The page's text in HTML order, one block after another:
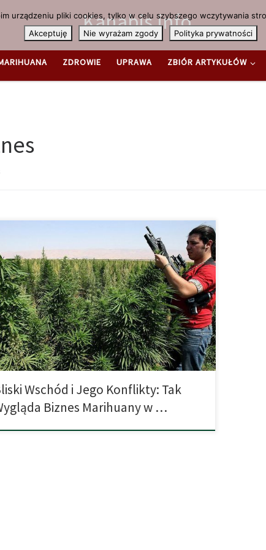
Kanabis.info
ZDROWIE UPRAWA ZBIÓR ARTYKUŁÓW
w Syrii niemalże całkowicie zniszczyła ten kraj. Oprócz
sąsiednie kraje żyją w permanentnej niepewności, a
innymi sprawami rząd kraju całkowicie ignoruje takie
jak uprawa konopi indyjskich, która wcześniej była w
przesadnie nadzorowana i ścigana. Syryjczycy w 2011
pokojową rewolucję przeciwko rządowi […]
Wschód i Jego Konflikty: Tak
Biznes Marihuany w …
urządzeniu pliki cookies, tylko w celu szybszego wczytywania
Akceptuję
Nie wyrażam zgody Polityka prywatności